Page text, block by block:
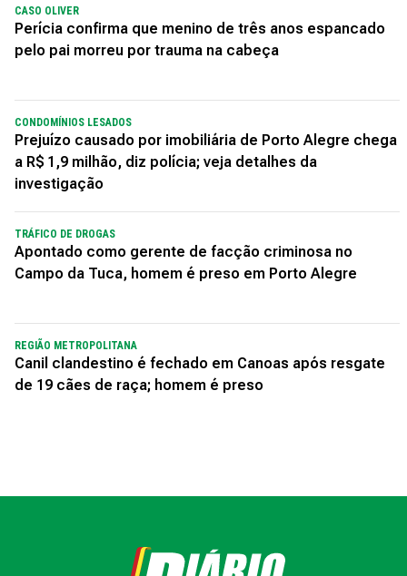
CASO OLIVER
Perícia confirma que menino de três anos espancado
pelo pai morreu por trauma na cabeça
CONDOMÍNIOS LESADOS
Prejuízo causado por imobiliária de Porto Alegre chega
a R$ 1,9 milhão, diz polícia; veja detalhes da
investigação
TRÁFICO DE DROGAS
Apontado como gerente de facção criminosa no
Campo da Tuca, homem é preso em Porto Alegre
REGIÃO METROPOLITANA
Canil clandestino é fechado em Canoas após resgate
de 19 cães de raça; homem é preso